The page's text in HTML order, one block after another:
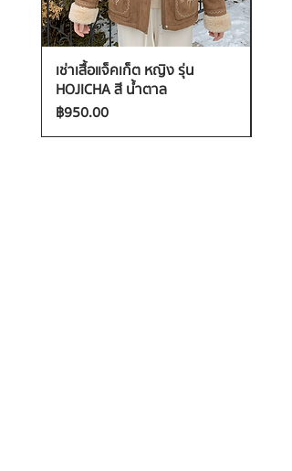
เช่าเสื้อแจ็คเก็ต หญิง รุ่น
HOJICHA สี น้ำตาล
ราคา
฿950.00